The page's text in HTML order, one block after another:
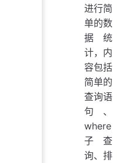
进行简
单的数
据统
计，内
容包括
简单的
查询语
句、
where
子查
询、排